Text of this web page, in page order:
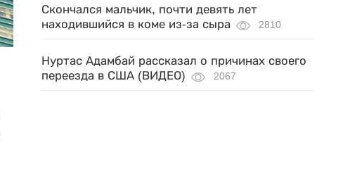
Скончался мальчик, почти девять лет
находившийся в коме из-за сыра
2810
Нуртас Адамбай рассказал о причинах своего
переезда в США (ВИДЕО)
2067